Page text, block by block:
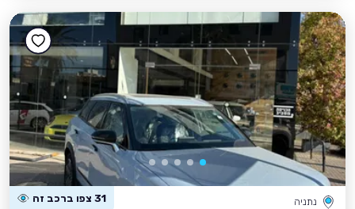
נתניה 31 צפו ברכב זה